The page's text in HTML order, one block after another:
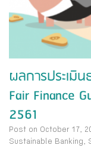
ผลการประเมิ
Fair Finance
2561
Post on October 17,
Sustainable Banking,